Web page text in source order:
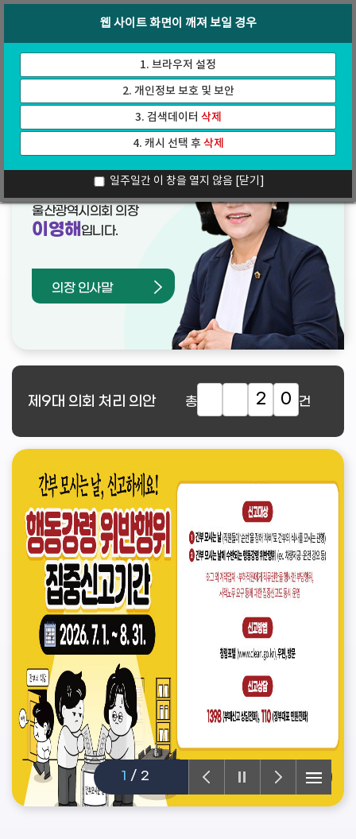
가
기
인터넷방송
웹 사이트 화면이 깨져 보일 경우
1. 브라우저 설정
2. 개인정보 보호 및 보안
3. 검색데이터 삭제
4. 캐시 선택 후삭제
일주일간 이 창을 열지 않음 [닫기]
1 / 2
열린의장실
울산광역시의회 의장
이영해 입니다.
의장 인사말
제9대 의회 처리 의안 총 2 0 건